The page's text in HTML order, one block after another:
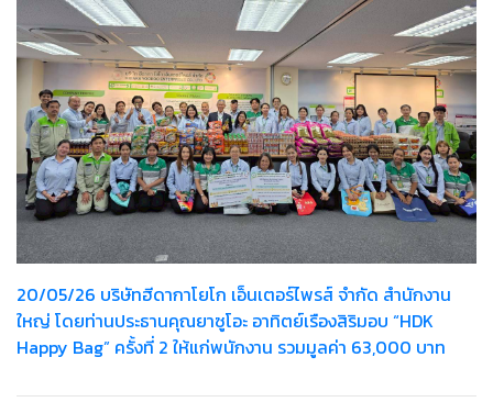
20/05/26 บริษัทฮีดากาโยโก เอ็นเตอร์ไพรส์ จำกัด สำนักงาน
ใหญ่ โดยท่านประธานคุณยาซูโอะ อาทิตย์เรืองสิริมอบ “HDK
Happy Bag” ครั้งที่ 2 ให้แก่พนักงาน รวมมูลค่า 63,000 บาท